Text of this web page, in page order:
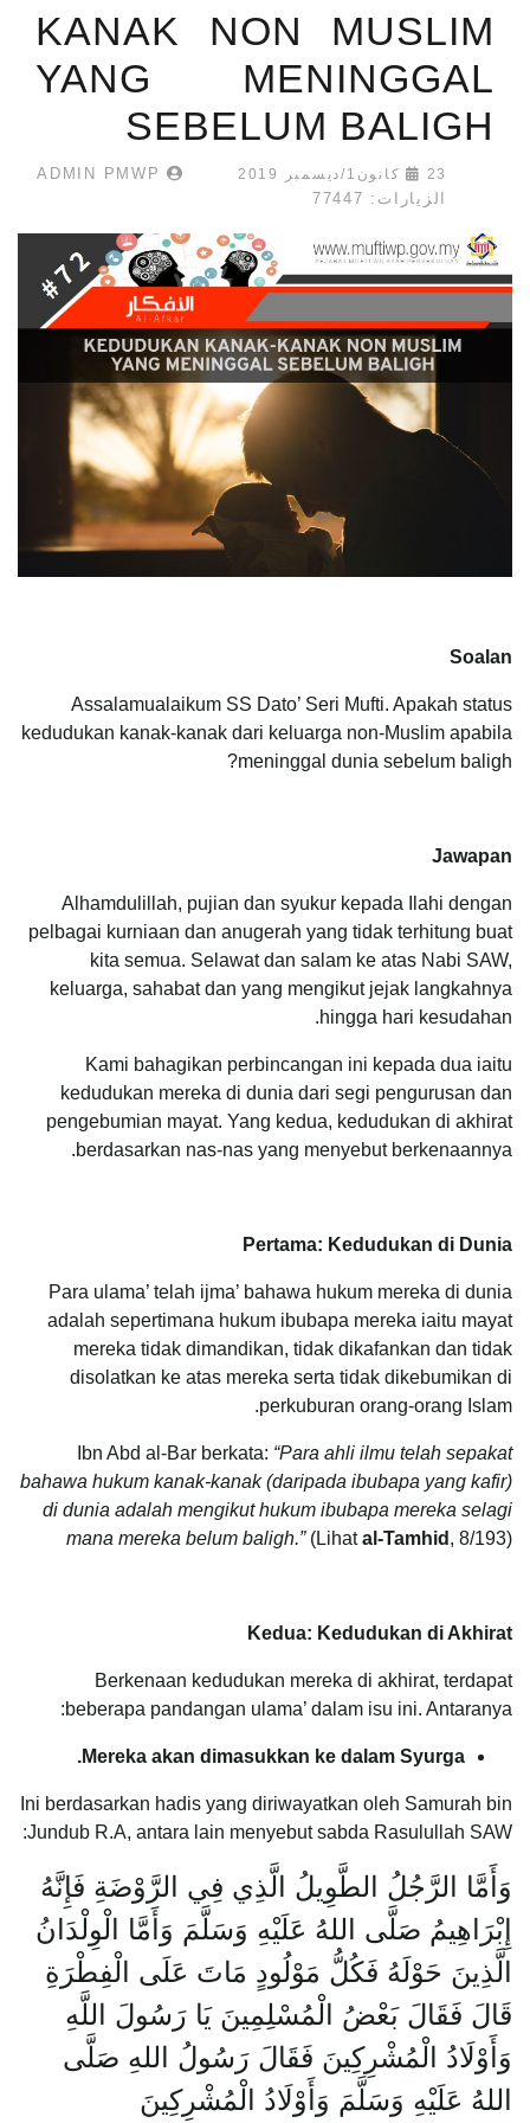
KANAK NON MUSLIM
YANG MENINGGAL
SEBELUM BALIGH
23 كانون1/ديسمبر 2019
ADMIN PMWP
الزيارات: 77447
Soalan
Assalamualaikum SS Dato’ Seri Mufti. Apakah status
kedudukan kanak-kanak dari keluarga non-Muslim apabila
meninggal dunia sebelum baligh?
Jawapan
Alhamdulillah, pujian dan syukur kepada Ilahi dengan
pelbagai kurniaan dan anugerah yang tidak terhitung buat
kita semua. Selawat dan salam ke atas Nabi SAW,
keluarga, sahabat dan yang mengikut jejak langkahnya
hingga hari kesudahan.
Kami bahagikan perbincangan ini kepada dua iaitu
kedudukan mereka di dunia dari segi pengurusan dan
pengebumian mayat. Yang kedua, kedudukan di akhirat
berdasarkan nas-nas yang menyebut berkenaannya.
Pertama: Kedudukan di Dunia
Para ulama’ telah ijma’ bahawa hukum mereka di dunia
adalah sepertimana hukum ibubapa mereka iaitu mayat
mereka tidak dimandikan, tidak dikafankan dan tidak
disolatkan ke atas mereka serta tidak dikebumikan di
perkuburan orang-orang Islam.
Ibn Abd al-Bar berkata: “Para ahli ilmu telah sepakat
bahawa hukum kanak-kanak (daripada ibubapa yang kafir)
di dunia adalah mengikut hukum ibubapa mereka selagi
mana mereka belum baligh.” (Lihatal-Tamhid , 8/193)
Kedua: Kedudukan di Akhirat
Berkenaan kedudukan mereka di akhirat, terdapat
beberapa pandangan ulama’ dalam isu ini. Antaranya:
Mereka akan dimasukkan ke dalam Syurga.
Ini berdasarkan hadis yang diriwayatkan oleh Samurah bin
Jundub R.A, antara lain menyebut sabda Rasulullah SAW:
وَأَمَّا الرَّجُلُ الطَّوِيلُ الَّذِي فِي الرَّوْضَةِ فَإِنَّهُ
إِبْرَاهِيمُ صَلَّى اللهُ عَلَيْهِ وَسَلَّمَ وَأَمَّا الْوِلْدَانُ
الَّذِينَ حَوْلَهُ فَكُلُّ مَوْلُودٍ مَاتَ عَلَى الْفِطْرَةِ
قَالَ فَقَالَ بَعْضُ الْمُسْلِمِينَ يَا رَسُولَ اللَّهِ
وَأَوْلَادُ الْمُشْرِكِينَ فَقَالَ رَسُولُ اللهِ صَلَّى
اللهُ عَلَيْهِ وَسَلَّمَ وَأَوْلَادُ الْمُشْرِكِينَ